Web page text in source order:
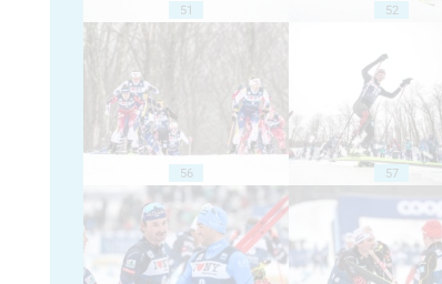
51 52
56 57